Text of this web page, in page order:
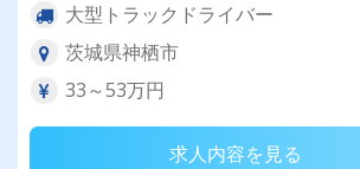
大型トラックドライバー
茨城県神栖市
33～53万円
求人内容を見る